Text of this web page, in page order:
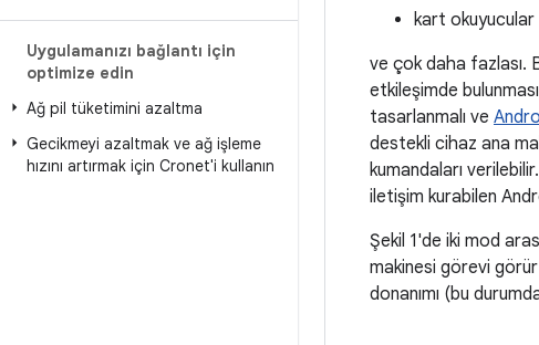
Uygulamanızı bağlantı için
optimize edin
Ağ pil tüketimini azaltma
Gecikmeyi azaltmak ve ağ işleme
hızını artırmak için Cronet'i kullanın
kart okuyucular
ve çok daha fazlası.
etkileşimde
tasarlanmalı ve
destekli cihaz ana
kumandaları
iletişim kurabilen
Şekil 1'de iki mod
makinesi görevi
donanımı (bu